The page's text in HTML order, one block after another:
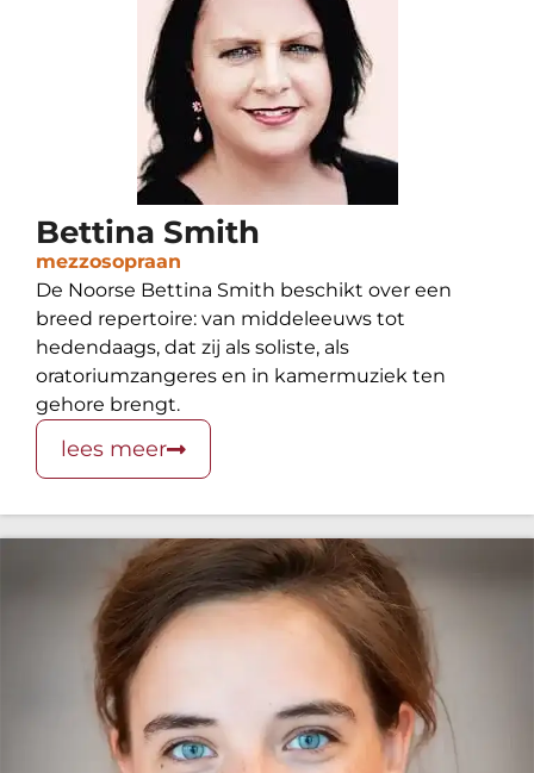
Bettina Smith
mezzosopraan
De Noorse Bettina Smith beschikt over een
breed repertoire: van middeleeuws tot
hedendaags, dat zij als soliste, als
oratoriumzangeres en in kamermuziek ten
gehore brengt.
lees meer